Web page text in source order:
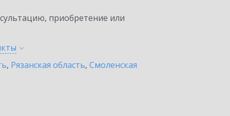
приобретение или
, Рязанская область, Смоленская